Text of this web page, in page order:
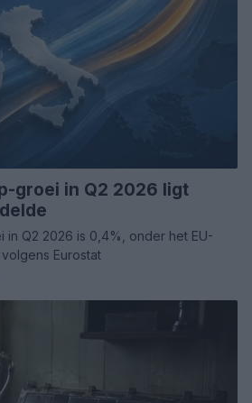
groei in Q2 2026 ligt
Q2 2026 is 0,4%, onder het EU-
Eurostat